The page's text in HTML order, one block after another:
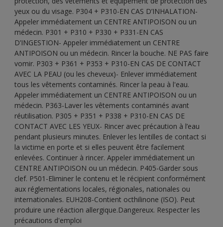
yeux ou du visage. P304 + P310-EN CAS D’INHALATION-
Appeler immédiatement un CENTRE ANTIPOISON ou un
médecin. P301 + P310 + P330 + P331-EN CAS
D’INGESTION- Appeler immédiatement un CENTRE
ANTIPOISON ou un médecin. Rincer la bouche. NE PAS faire
vomir. P303 + P361 + P353 + P310-EN CAS DE CONTACT
AVEC LA PEAU (ou les cheveux)- Enlever immédiatement
tous les vêtements contaminés. Rincer la peau à l'eau.
Appeler immédiatement un CENTRE ANTIPOISON ou un
médecin. P363-Laver les vêtements contaminés avant
réutilisation. P305 + P351 + P338 + P310-EN CAS DE
CONTACT AVEC LES YEUX- Rincer avec précaution à l’eau
pendant plusieurs minutes. Enlever les lentilles de contact si
la victime en porte et si elles peuvent être facilement
enlevées. Continuer à rincer. Appeler immédiatement un
CENTRE ANTIPOISON ou un médecin. P405-Garder sous
clef. P501-Eliminer le contenu et le récipient conformément
aux réglementations locales, régionales, nationales ou
internationales. EUH208-Contient octhilinone (ISO). Peut
produire une réaction allergique.Dangereux. Respecter les
précautions d'emploi